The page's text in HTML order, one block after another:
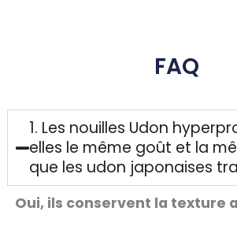
FAQ
1. Les nouilles Udon
elles le même goût et la
que les udon japonaises
Oui, ils conservent la texture